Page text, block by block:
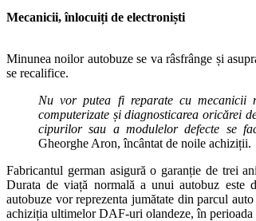
Mecanicii, înlocuiți de electroniști
Minunea noilor autobuze se va râsfrânge și
se recalifice.
Nu vor putea fi reparate cu mecanicii
computerizate și diagnosticarea oricărei
cipurilor sau a modulelor defecte se
Gheorghe Aron, încântat de noile achiziții.
Fabricantul german asigură o garanție de trei
Durata de viață normală a unui autobuz
autobuze vor reprezenta jumătate din parcul
achiziția ultimelor DAF-uri olandeze, în perioada